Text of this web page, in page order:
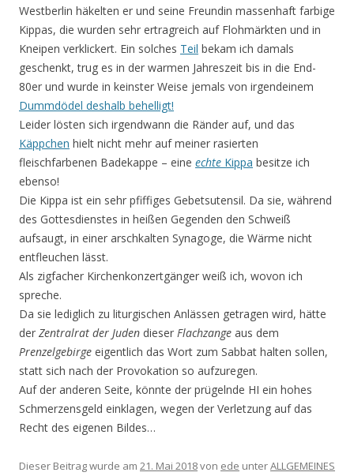
Westberlin häkelten er und seine Freundin massenhaft farbige
Kippas, die wurden sehr ertragreich auf Flohmärkten und in
Kneipen verklickert. Ein solches Teil bekam ich damals
geschenkt, trug es in der warmen Jahreszeit bis in die End-
80er und wurde in keinster Weise jemals von irgendeinem
Dummdödel deshalb behelligt!
Leider lösten sich irgendwann die Ränder auf, und das
Käppchen hielt nicht mehr auf meiner rasierten
fleischfarbenen Badekappe – eine echte Kippa besitze ich
ebenso!
Die Kippa ist ein sehr pfiffiges Gebetsutensil. Da sie, während
des Gottesdienstes in heißen Gegenden den Schweiß
aufsaugt, in einer arschkalten Synagoge, die Wärme nicht
entfleuchen lässt.
Als zigfacher Kirchenkonzertgänger weiß ich, wovon ich
spreche.
Da sie lediglich zu liturgischen Anlässen getragen wird, hätte
der Zentralrat der Juden dieser Flachzange aus dem
Prenzelgebirge eigentlich das Wort zum Sabbat halten sollen,
statt sich nach der Provokation so aufzuregen.
Auf der anderen Seite, könnte der prügelnde HI ein hohes
Schmerzensgeld einklagen, wegen der Verletzung auf das
Recht des eigenen Bildes…
Dieser Beitrag wurde am 21. Mai 2018von ede unterALLGEMEINES